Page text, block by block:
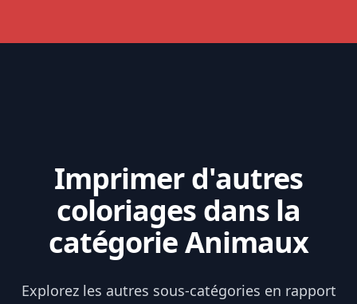
Imprimer d'autres
coloriages dans la
catégorie Animaux
Explorez les autres sous-catégories en rapport